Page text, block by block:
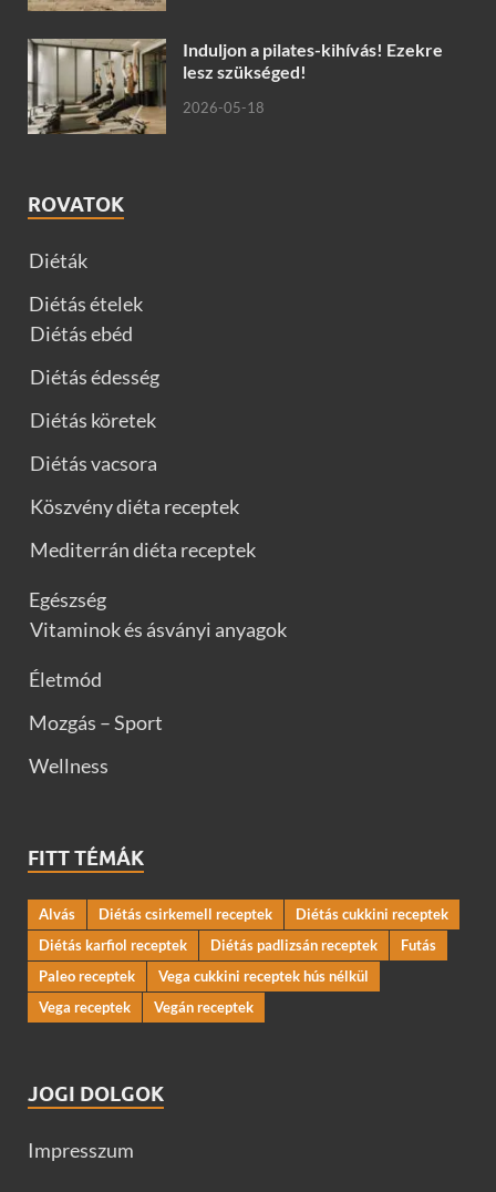
Induljon a pilates-kihívás! Ezekre
lesz szükséged!
2026-05-18
ROVATOK
Diéták
Diétás ételek
Diétás ebéd
Diétás édesség
Diétás köretek
Diétás vacsora
Köszvény diéta receptek
Mediterrán diéta receptek
Egészség
Vitaminok és ásványi anyagok
Életmód
Mozgás – Sport
Wellness
FITT TÉMÁK
Alvás Diétás csirkemell receptek
Diétás cukkini receptek
Diétás karfiol receptek
Diétás padlizsán receptek
Futás
Paleo receptek
Vega cukkini receptek hús nélkül
Vega receptek
Vegán receptek
JOGI DOLGOK
Impresszum